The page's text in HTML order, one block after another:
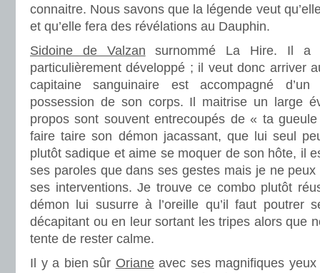
connaitre. Nous savons que la légende veut
et qu’elle fera des révélations au Dauphin.
Sidoine de Valzan surnommé La Hire. Il a
particulièrement développé ; il veut donc arriver
capitaine sanguinaire est accompagné
possession de son corps. Il maitrise un large
propos sont souvent entrecoupés de « ta
faire taire son démon jacassant, que lui seul
plutôt sadique et aime se moquer de son hôte, il
ses paroles que dans ses gestes mais je ne peux
ses interventions. Je trouve ce combo plutôt
démon lui susurre à l’oreille qu’il faut poutrer
décapitant ou en leur sortant les tripes alors que
tente de rester calme.
Il y a bien sûr Orianeavec ses magnifiques